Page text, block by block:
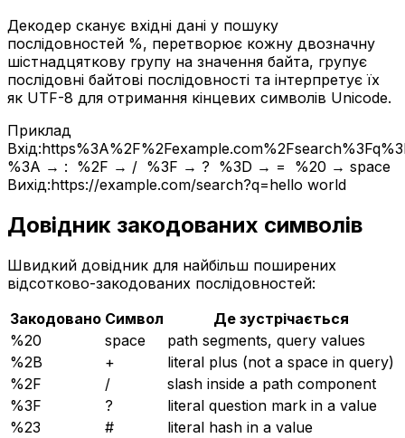
Декодер сканує вхідні дані у пошуку
послідовностей %, перетворює кожну двозначну
шістнадцяткову групу на значення байта, групує
послідовні байтові послідовності та інтерпретує їх
як UTF-8 для отримання кінцевих символів Unicode.
Приклад
Вхід:
%3A → : %2F → / %3F → ? %3D → = %20 → space
Вихід:https://example.com/search?q=hello world
Довідник закодованих символів
Швидкий довідник для найбільш поширених
відсотково-закодованих послідовностей:
Закодовано Символ
Де зустрічається
%20
space
path segments, query values
%2B
+
literal plus (not a space in query)
%2F
/
slash inside a path component
%3F
?
literal question mark in a value
%23
#
literal hash in a value